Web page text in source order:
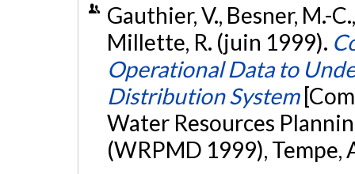
Gauthier, V., Besner, M.-
Millette, R. (juin 1999).
Operational Data to
Distribution System
Water Resources
(WRPMD 1999), Tempe,